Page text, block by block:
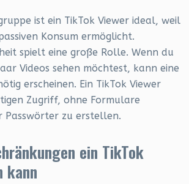
ist ein TikTok Viewer ideal, weil
Konsum ermöglicht.
spielt eine große Rolle. Wenn du
Videos sehen möchtest, kann eine
erscheinen. Ein TikTok Viewer
Zugriff, ohne Formulare
zu erstellen.
ein TikTok
kann